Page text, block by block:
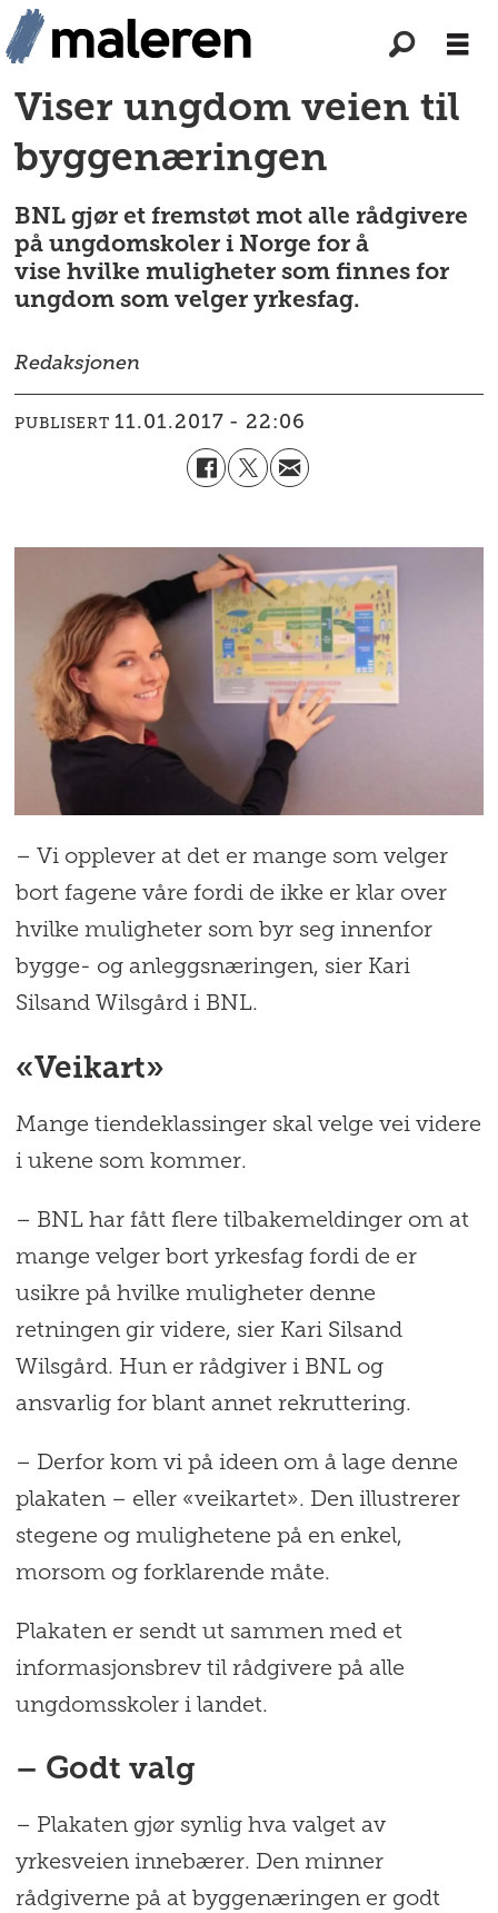
Viser ungdom veien til
byggenæringen
BNL gjør et fremstøt mot alle rådgivere
på ungdomskoler i Norge for å
vise hvilke muligheter som finnes for
ungdom som velger yrkesfag.
Redaksjonen
PUBLISERT 11.01.2017 - 22:06
– Vi opplever at det er mange som velger
bort fagene våre fordi de ikke er klar over
hvilke muligheter som byr seg innenfor
bygge- og anleggsnæringen, sier Kari
Silsand Wilsgård i BNL.
«Veikart»
Mange tiendeklassinger skal velge vei videre
i ukene som kommer.
– BNL har fått flere tilbakemeldinger om at
mange velger bort yrkesfag fordi de er
usikre på hvilke muligheter denne
retningen gir videre, sier Kari Silsand
Wilsgård. Hun er rådgiver i BNL og
ansvarlig for blant annet rekruttering.
– Derfor kom vi på ideen om å lage denne
plakaten – eller «veikartet». Den illustrerer
stegene og mulighetene på en enkel,
morsom og forklarende måte.
Plakaten er sendt ut sammen med et
informasjonsbrev til rådgivere på alle
ungdomsskoler i landet.
– Godt valg
– Plakaten gjør synlig hva valget av
yrkesveien innebærer. Den minner
rådgiverne på at byggenæringen er godt